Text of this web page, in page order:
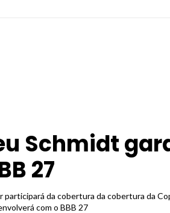
Schmidt
27
participará da cobertura da cobertura da
com o BBB 27